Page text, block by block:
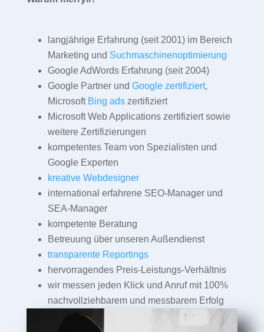
langjährige Erfahrung (seit 2001) im Bereich
Marketing und Suchmaschinenoptimierung
Google AdWords Erfahrung (seit 2004)
Google Partner und Google zertifiziert,
Microsoft Bing adszertifiziert
Microsoft Web Applications zertifiziert sowie
weitere Zertifizierungen
kompetentes Team von Spezialisten und
Google Experten
kreative Webdesigner
international erfahrene SEO-Manager und
SEA-Manager
kompetente Beratung
Betreuung über unseren Außendienst
transparente Reportings
hervorragendes Preis-Leistungs-Verhältnis
wir messen jeden Klick und Anruf mit 100%
nachvollziehbarem und messbarem Erfolg